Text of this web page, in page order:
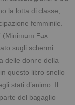
la lotta di classe,
femminile.
(Minimum Fax
sugli schermi
delle donne della
questo libro snello
stati d’animo. Il
del bagaglio